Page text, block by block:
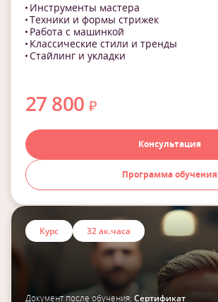
Инструменты мастера
Техники и формы стрижек
Работа с машинкой
Классические стили и тренды
Стайлинг и укладки
27 800₽
Консультация
Программа обучения
Курс 32 ак.часа
Документ после обучения: Сертификат